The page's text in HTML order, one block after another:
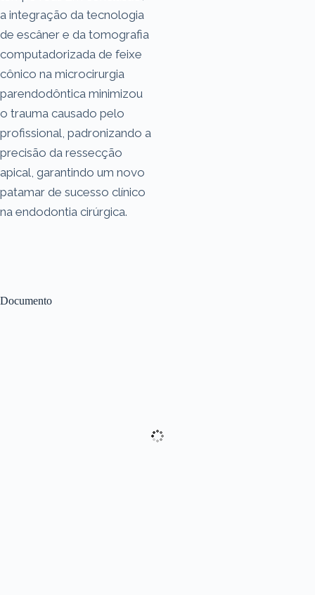
Documento
a integração da tecnologia
de escâner e da tomografia
computadorizada de feixe
cônico na microcirurgia
parendodôntica minimizou
o trauma causado pelo
profissional, padronizando a
precisão da ressecção
apical, garantindo um novo
patamar de sucesso clínico
na endodontia cirúrgica.